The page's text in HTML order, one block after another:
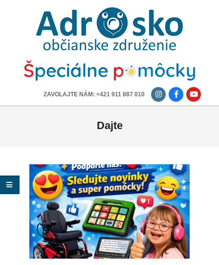
ADROSKO
OBČIANSKE
ZDRUŽENIE
ZAVOLAJTE NÁM: +421 911 887 010
Dajte